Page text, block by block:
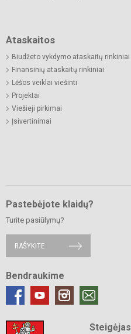
Ataskaitos
Biudžeto vykdymo ataskaitų rinkiniai
Finansinių ataskaitų rinkiniai
Lėšos veiklai viešinti
Projektai
Viešieji pirkimai
Įsivertinimai
Pastebėjote klaidų?
Turite pasiūlymų?
RAŠYKITE
Bendraukime
Steigėjas